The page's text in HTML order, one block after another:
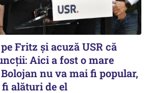
Fritz și acuză USR că
Aici a fost o mare
nu va mai fi popular,
alături de el